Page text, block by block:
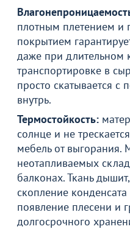
плотным плетением и
покрытием
даже при
транспортировке в
просто скатывается с
внутрь.
Термостойкость:
солнце и не
мебель от выгорания.
неотапливаемых
балконах. Ткань
скопление
появление плесени и
долгосрочного